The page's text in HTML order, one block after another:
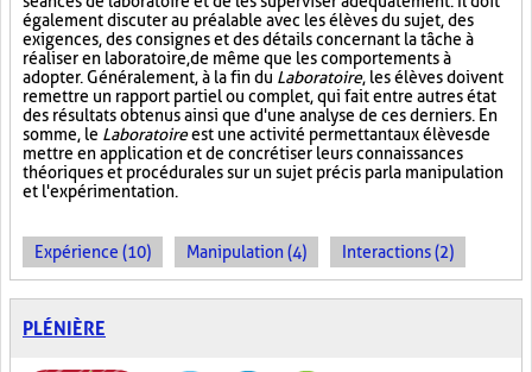
également discuter au préalable avec les élèves du sujet, des
exigences, des consignes et des détails concernant la tâche à
réaliser en laboratoire, de même que les comportements à
adopter. Généralement, à la fin du Laboratoire, les élèves doivent
remettre un rapport partiel ou complet, qui fait entre autres état
des résultats obtenus ainsi que d'une analyse de ces derniers. En
somme, le Laboratoireest une activité permettant aux élèves de
mettre en application et de concrétiser leurs connaissances
théoriques et procédurales sur un sujet précis par la manipulation
et l'expérimentation.
Expérience (10) Manipulation (4) Interactions (2)
PLÉNIÈRE